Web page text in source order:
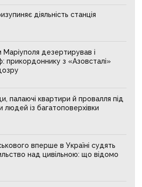
діяльність станція
Маріуполя дезертирував і
прикордоннику з «Азовсталі»
палаючі квартири й провалля під
людей із багатоповерхівки
вперше в Україні судять
над цивільною: що відомо